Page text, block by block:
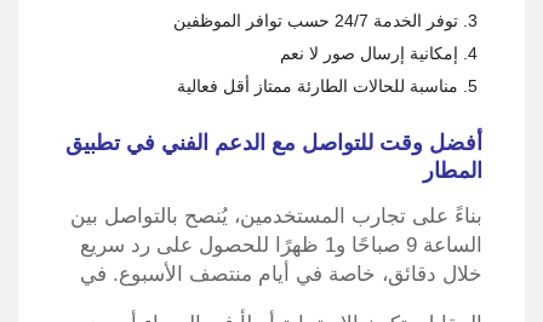
توفر الخدمة 24/7 حسب توافر الموظفين
إمكانية إرسال صور لا نعم
مناسبة للحالات الطارئة ممتاز أقل فعالية
أفضل وقت للتواصل مع الدعم الفني في تطبيق
المطار
بناءً على تجارب المستخدمين، يُنصح بالتواصل بين
الساعة 9 صباحًا و1 ظهرًا للحصول على رد سريع
خلال دقائق، خاصة في أيام منتصف الأسبوع. في